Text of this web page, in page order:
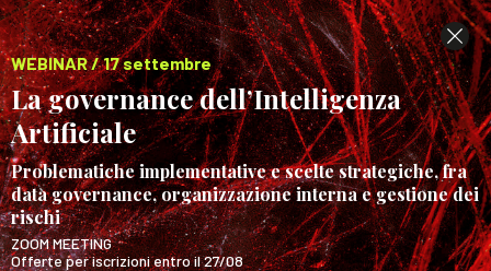
WEBINAR / 17 settembre
La governance dell’Intelligenza
Artificiale
Problematiche implementative e scelte strategiche, fra
data governance, organizzazione interna e gestione dei
rischi
ZOOM MEETING
Offerte per iscrizioni entro il 27/08